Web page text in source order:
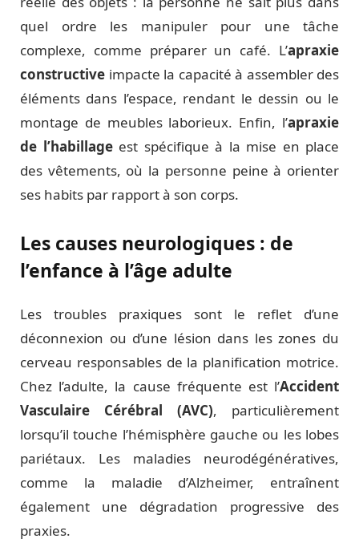
quel ordre les manipuler pour une tâche
complexe, comme préparer un café. L’apraxie
constructive impacte la capacité à assembler des
éléments dans l’espace, rendant le dessin ou le
montage de meubles laborieux. Enfin, l’apraxie
de l’habillageest spécifique à la mise en place
des vêtements, où la personne peine à orienter
ses habits par rapport à son corps.
Les causes neurologiques : de
l’enfance à l’âge adulte
Les troubles praxiques sont le reflet d’une
déconnexion ou d’une lésion dans les zones du
cerveau responsables de la planification motrice.
Chez l’adulte, la cause fréquente est l’Accident
Vasculaire Cérébral (AVC), particulièrement
lorsqu’il touche l’hémisphère gauche ou les lobes
pariétaux. Les maladies neurodégénératives,
comme la maladie d’Alzheimer, entraînent
également une dégradation progressive des
praxies.